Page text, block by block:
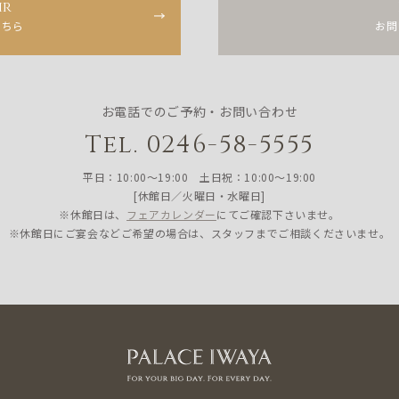
ら お
お電話でのご予約・お問い合わせ
Tel. 0246-58-5555
平日：10:00〜19:00 土日祝：10:00〜19:00
[休館日／火曜日・水曜日]
※休館日は、 フェアカレンダーにてご確認下さいませ。
※休館日にご宴会などご希望の場合は、スタッフまでご相談くださいませ。